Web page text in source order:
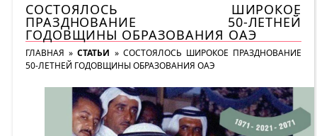
СОСТОЯЛОСЬ ШИРОКОЕ
ПРАЗДНОВАНИЕ 50-ЛЕТНЕЙ
ГОДОВЩИНЫ ОБРАЗОВАНИЯ ОАЭ
ГЛАВНАЯ »СТАТЬИ » СОСТОЯЛОСЬ ШИРОКОЕ ПРАЗДНОВАНИЕ
50-ЛЕТНЕЙ ГОДОВЩИНЫ ОБРАЗОВАНИЯ ОАЭ